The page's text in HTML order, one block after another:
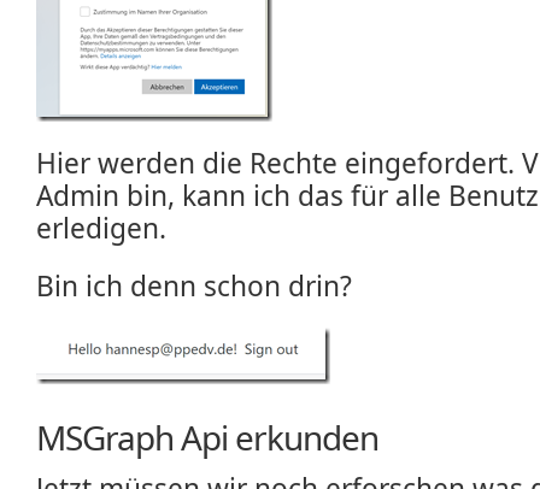
Hier werden die Rechte eingefordert.
Admin bin, kann ich das für alle
erledigen.
Bin ich denn schon drin?
MSGraph Api erkunden